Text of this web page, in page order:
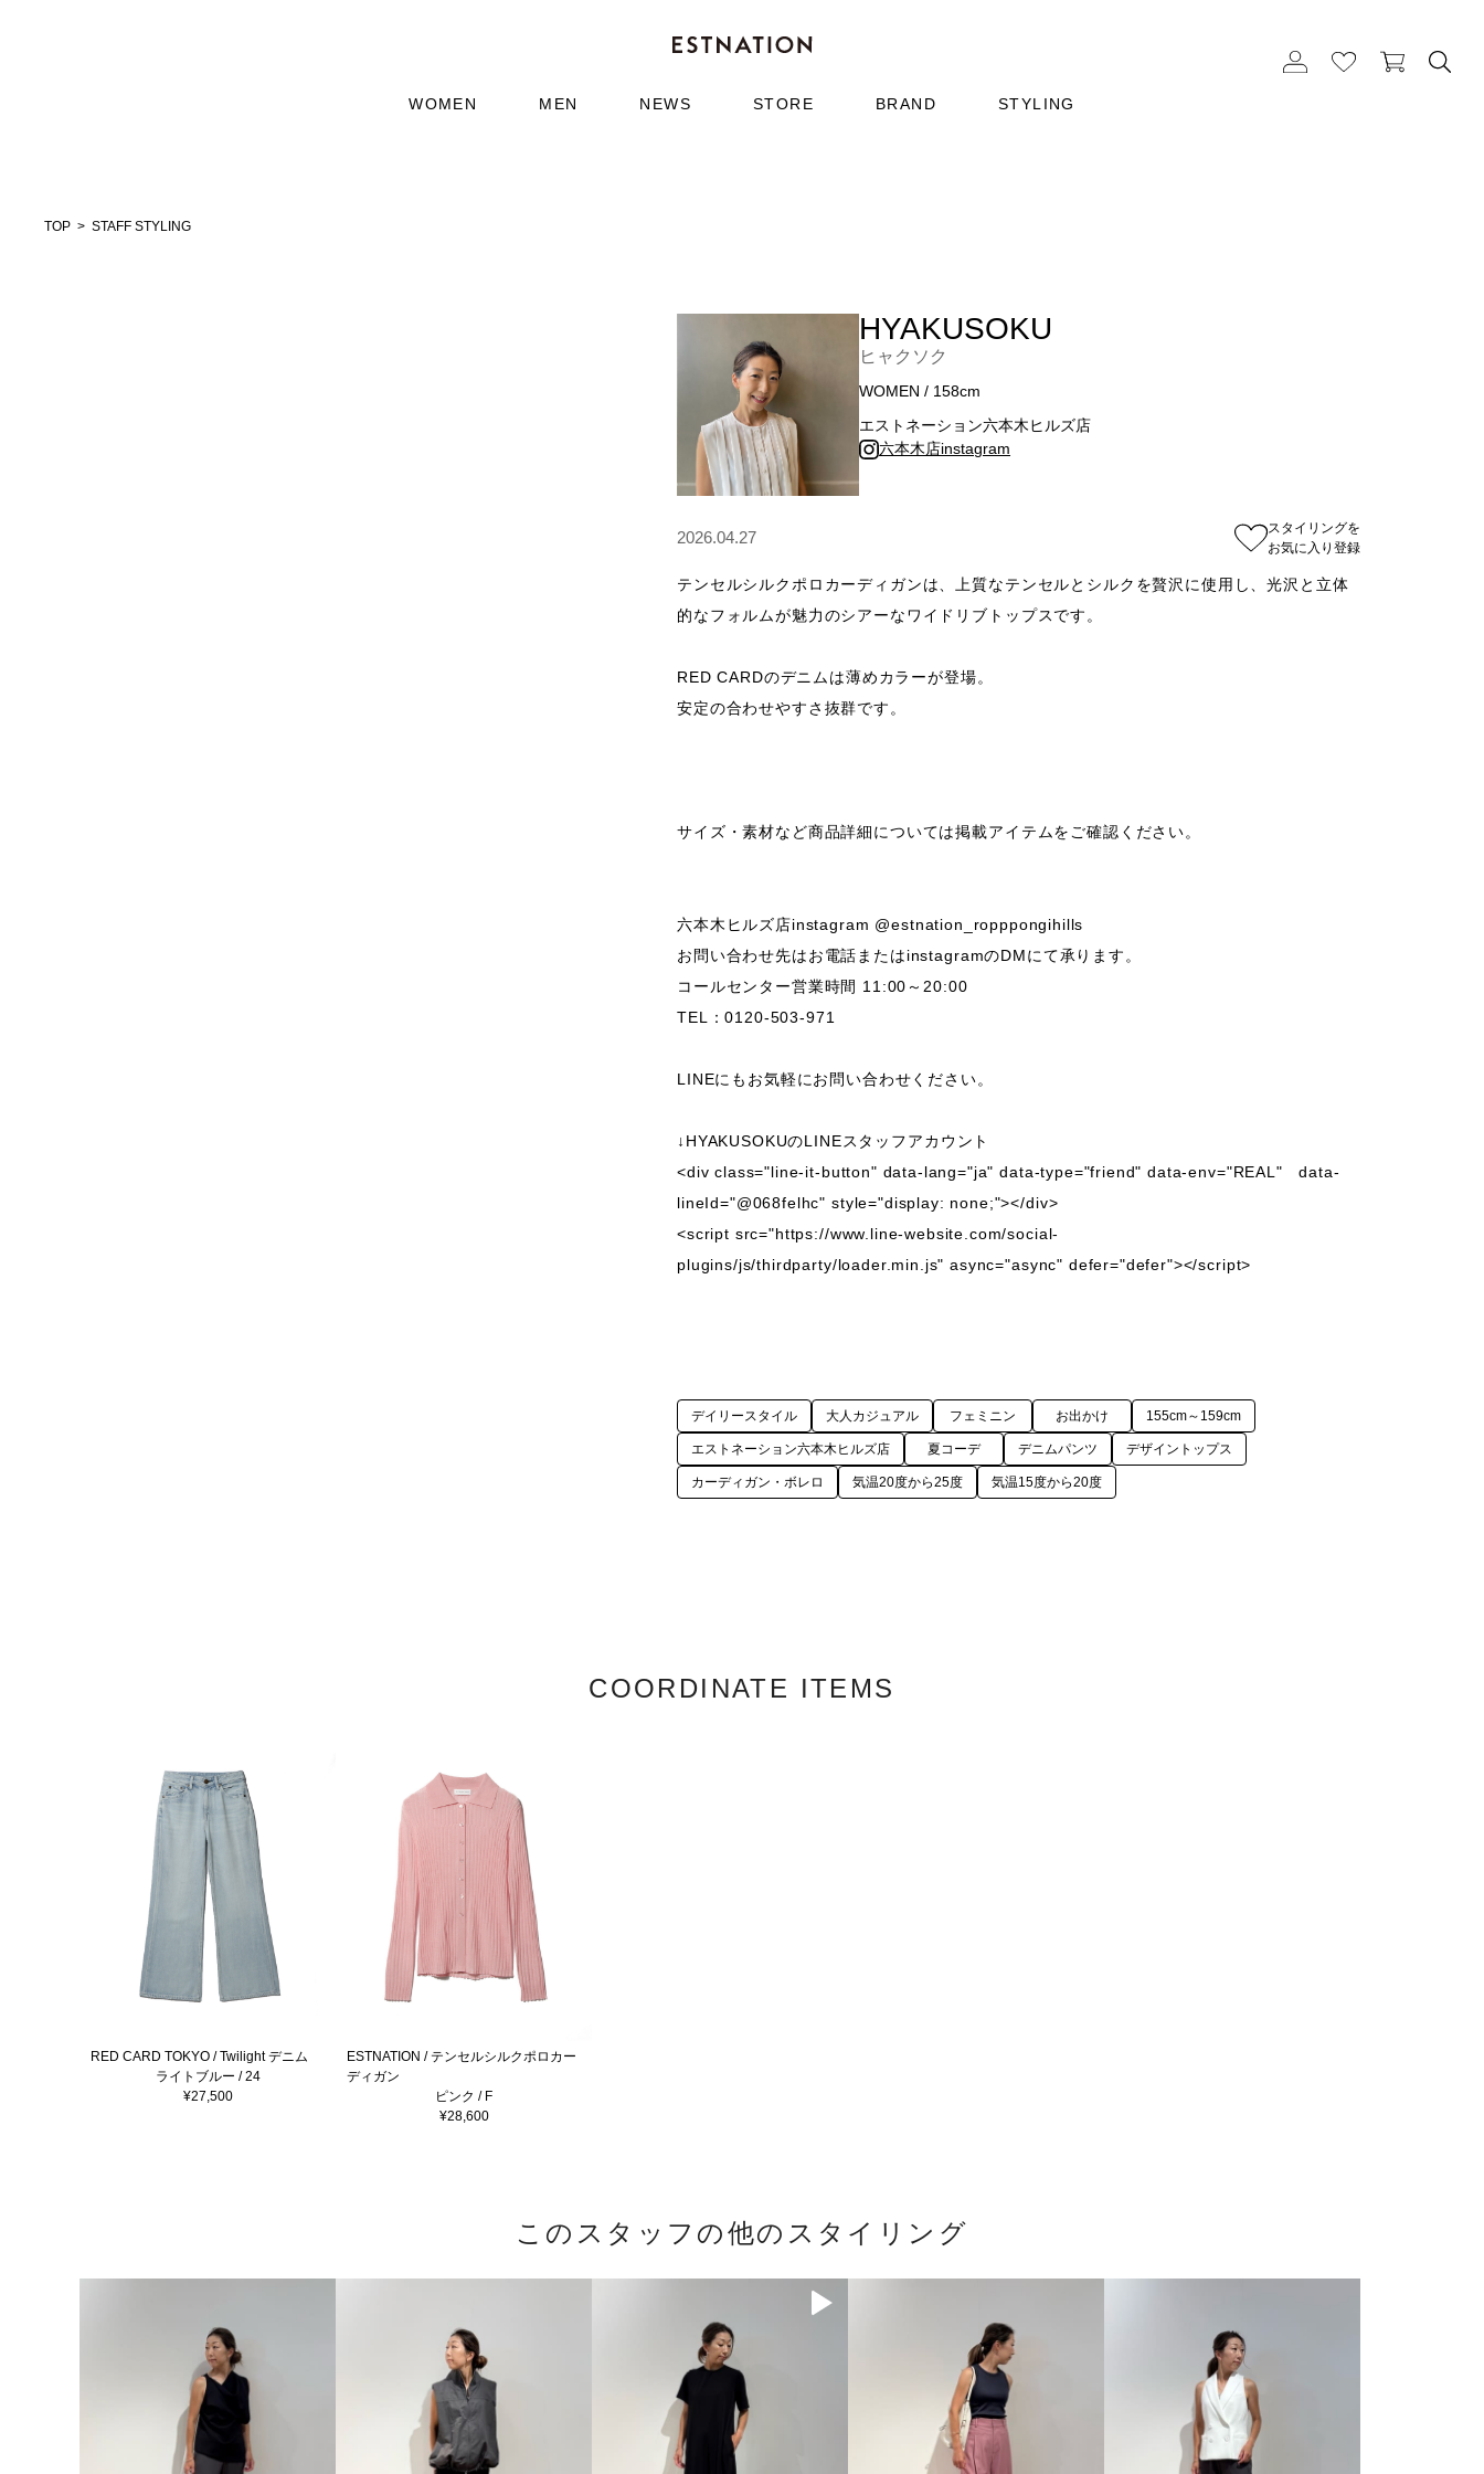
WOMEN MEN NEWS STORE BRAND STYLING
TOP STAFF STYLING
HYAKUSOKU
ヒャクソク
WOMEN / 158cm
エストネーション六本木ヒルズ店
六本木店instagram
スタイリングを
お気に入り登録
2026.04.27
テンセルシルクポロカーディガンは、上質なテンセルとシルクを贅沢に使用し、光沢と立体
的なフォルムが魅力のシアーなワイドリブトップスです。
RED CARDのデニムは薄めカラーが登場。
安定の合わせやすさ抜群です。
サイズ・素材など商品詳細については掲載アイテムをご確認ください。
六本木ヒルズ店instagram @estnation_ropppongihills
お問い合わせ先はお電話またはinstagramのDMにて承ります。
コールセンター営業時間 11:00～20:00
TEL：0120-503-971
LINEにもお気軽にお問い合わせください。
↓HYAKUSOKUのLINEスタッフアカウント
<div class="line-it-button" data-lang="ja" data-type="friend" data-env="REAL"   data-
lineId="@068felhc" style="display: none;"></div>
<script src="https://www.line-website.com/social-
plugins/js/thirdparty/loader.min.js" async="async" defer="defer"></script>
デイリースタイル 大人カジュアル フェミニン お出かけ 155cm～159cm
エストネーション六本木ヒルズ店 夏コーデ デニムパンツ デザイントップス
カーディガン・ボレロ 気温20度から25度 気温15度から20度
COORDINATE ITEMS
RED CARD TOKYO / Twilight デニム
ライトブルー / 24
¥27,500
ESTNATION / テンセルシルクポロカー
ディガン
ピンク / F
¥28,600
このスタッフの他のスタイリング